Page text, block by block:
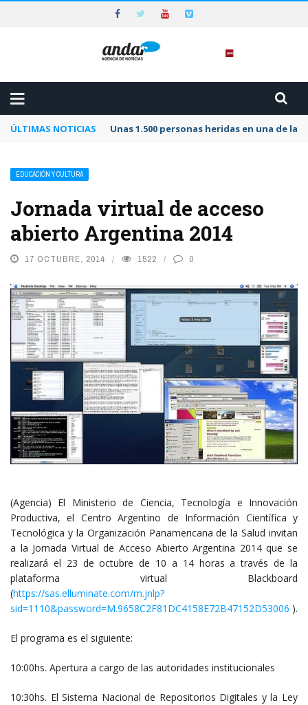
ÚLTIMAS NOTICIAS Unas 1.500 personas heridas en una de
EDUCACIÓN Y CULTURA
Jornada virtual de acceso
abierto Argentina 2014
17 OCTUBRE, 2014 1522 0
(Agencia) El Ministerio de Ciencia, Tecnología e Innovación
Productiva, el Centro Argentino de Información Científica y
Tecnológica y la Organización Panamericana de la Salud invitan
a la Jornada Virtual de Acceso Abierto Argentina 2014 que se
realizará el 23 de octubre de 10 a 14 horas a través de la
plataforma virtual Blackboard
(https://sas.elluminate.com/m.jnlp?
sid=1110&password=M.9658C2F81DC4158E72B47152D53006 ).
El programa es el siguiente:
10:00hs. Apertura a cargo de las autoridades institucionales
10:30hs. El Sistema Nacional de Repositorios Digitales y la Ley